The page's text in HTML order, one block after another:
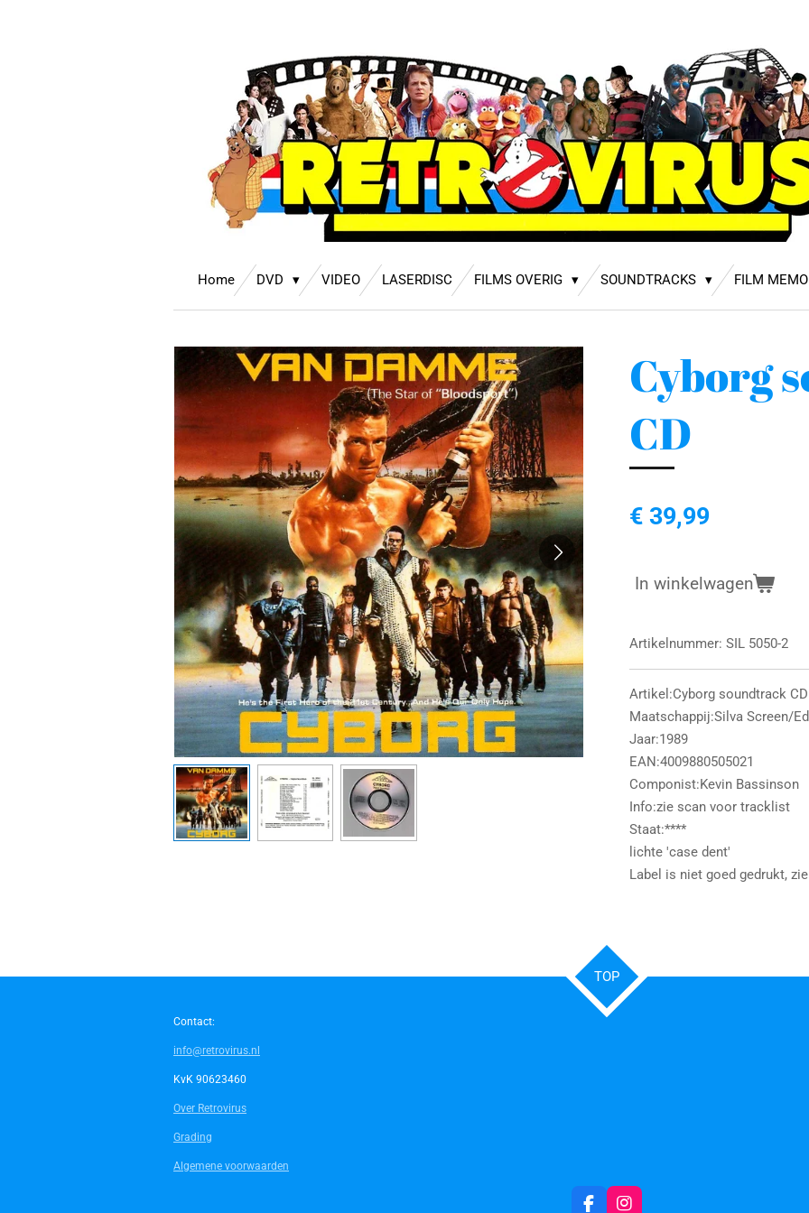
Home DVD VIDEO LASERDISC FILMS OVERIG SOUNDTRACKS FILM
Cyborg
CD
€ 39,99
In winkelwagen
Artikelnummer: SIL 5050-2
Artikel:Cyborg soundtrack CD
Maatschappij:Silva Screen/
Jaar:1989
EAN:4009880505021
Componist:Kevin Bassinson
Info:zie scan voor tracklist
Staat:****
lichte 'case dent'
Label is niet goed gedrukt,
TOP
Contact:
info@retrovirus.nl
KvK 90623460
Over Retrovirus
Grading
Algemene voorwaarden